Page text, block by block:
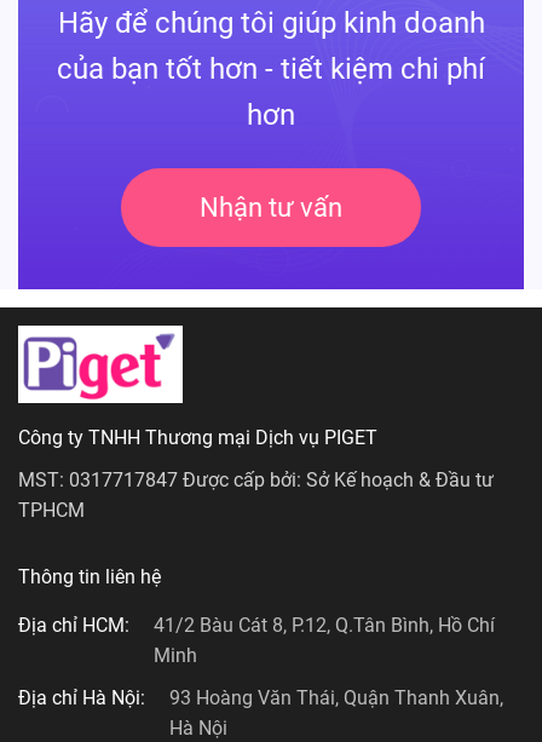
Hãy để chúng tôi giúp kinh doanh
của bạn tốt hơn - tiết kiệm chi phí
hơn
Nhận tư vấn
Công ty TNHH Thương mại Dịch vụ PIGET
MST: 0317717847 Được cấp bởi: Sở Kế hoạch & Đầu tư
TPHCM
Thông tin liên hệ
Địa chỉ HCM:
41/2 Bàu Cát 8, P.12, Q.Tân Bình, Hồ Chí
Minh
Địa chỉ Hà Nội:
93 Hoàng Văn Thái, Quận Thanh Xuân,
Hà Nội